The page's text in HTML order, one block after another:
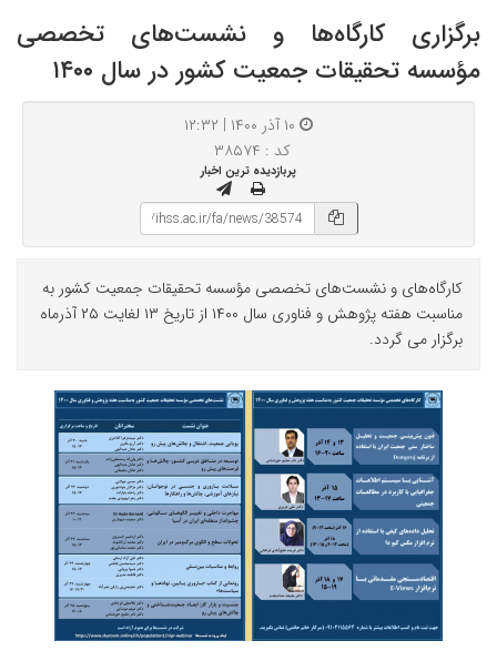
برگزاری کارگاه‌ها و نشست‌های تخصصی
مؤسسه تحقیقات جمعیت کشور در سال ۱۴۰۰
کد : ۳۸۵۷۴
پربازدیده ترین اخبار
کارگاه‌های و نشست‌های تخصصی مؤسسه تحقیقات جمعیت کشور به
مناسبت هفته پژوهش و فناوری سال ۱۴۰۰ از تاریخ ۱۳ لغایت ۲۵ آذرماه
برگزار می گردد.